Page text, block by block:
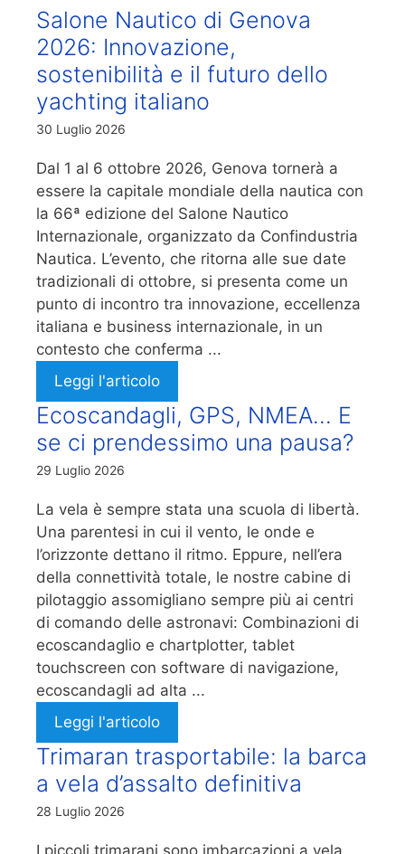
Salone Nautico di Genova
2026: Innovazione,
sostenibilità e il futuro dello
yachting italiano
30 Luglio 2026
Dal 1 al 6 ottobre 2026, Genova tornerà a
essere la capitale mondiale della nautica con
la 66ª edizione del Salone Nautico
Internazionale, organizzato da Confindustria
Nautica. L’evento, che ritorna alle sue date
tradizionali di ottobre, si presenta come un
punto di incontro tra innovazione, eccellenza
italiana e business internazionale, in un
contesto che conferma ...
Leggi l'articolo
Ecoscandagli, GPS, NMEA… E
se ci prendessimo una pausa?
29 Luglio 2026
La vela è sempre stata una scuola di libertà.
Una parentesi in cui il vento, le onde e
l’orizzonte dettano il ritmo. Eppure, nell’era
della connettività totale, le nostre cabine di
pilotaggio assomigliano sempre più ai centri
di comando delle astronavi: Combinazioni di
ecoscandaglio e chartplotter, tablet
touchscreen con software di navigazione,
ecoscandagli ad alta ...
Leggi l'articolo
Trimaran trasportabile: la barca
a vela d’assalto definitiva
28 Luglio 2026